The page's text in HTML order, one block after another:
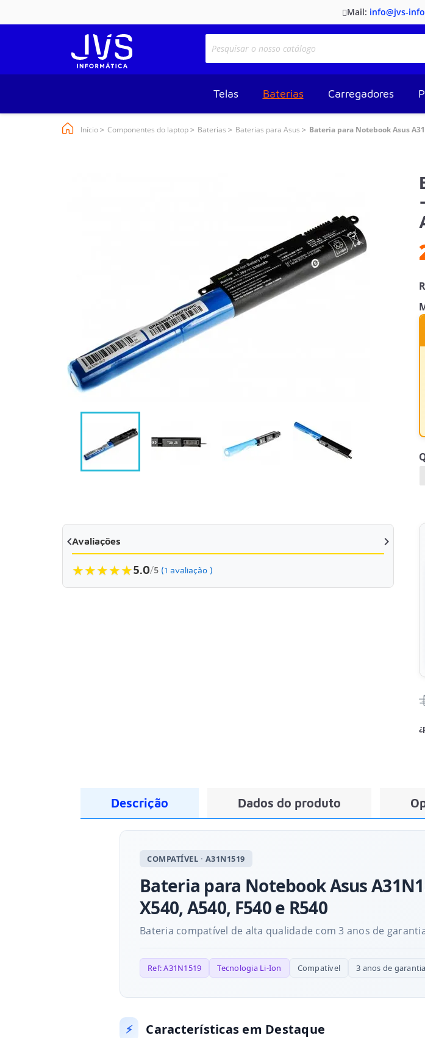
Mail: info@jvs-
Telas Baterias Carregadores
Início Componentes do laptop Baterias Baterias para Asus Bateria para Notebook Asus
 
Avaliações
★★★★★5.0/5 (1 avaliação )
Descrição Dados do produto
COMPATÍVEL · A31N1519
Bateria para Notebook Asus
X540, A540, F540 e R540
Bateria compatível de alta qualidade com 3 anos de
Ref: A31N1519 Tecnologia Li-Ion Compatível 3 anos de garantia
⚡ Características em Destaque